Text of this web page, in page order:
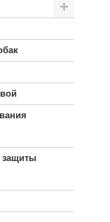
защиты